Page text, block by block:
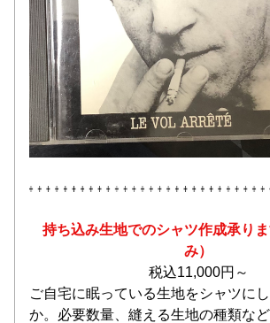
持ち込み生地でのシャツ作成承り
み）
税込11,000円～
ご自宅に眠っている生地をシャツに
か。必要数量、縫える生地の種類な